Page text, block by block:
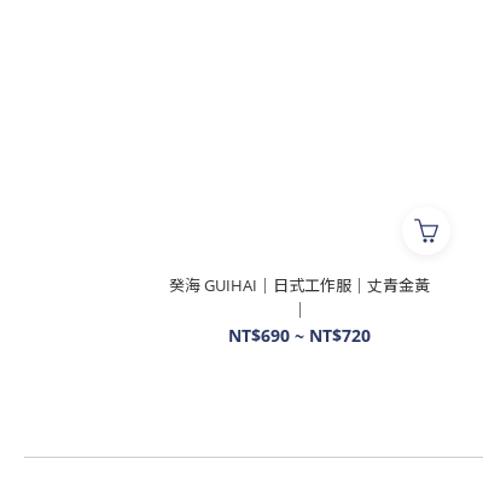
癸海 GUIHAI│日式工作服│丈青金黃
│
NT$690 ~ NT$720